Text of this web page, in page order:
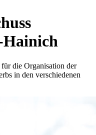
die Organisation der
in den verschiedenen